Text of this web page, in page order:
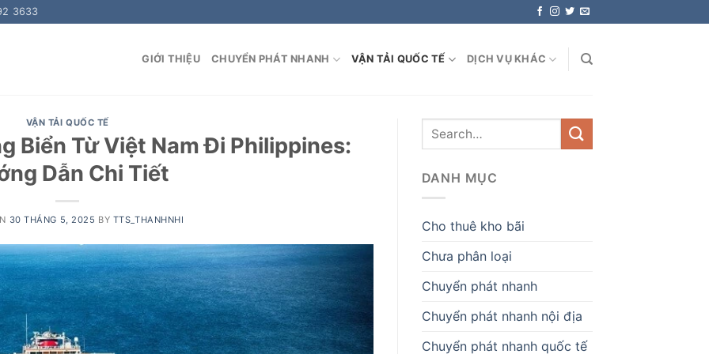
3633
GIỚI THIỆU CHUYỂN PHÁT NHANH VẬN TẢI QUỐC TẾ DỊCH VỤ KHÁC
VẬN TẢI QUỐC TẾ
Biển Từ Việt Nam Đi Philippines:
Dẫn Chi Tiết
30 THÁNG 5, 2025 BY TTS_THANHNHI
DANH MỤC
Cho thuê kho bãi
Chưa phân loại
Chuyển phát nhanh
Chuyển phát nhanh nội địa
Chuyển phát nhanh quốc tế